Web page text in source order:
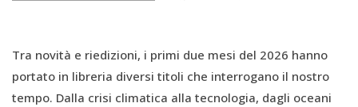
Tra novità e riedizioni, i primi due mesi del 2026 hanno
portato in libreria diversi titoli che interrogano il nostro
tempo. Dalla crisi climatica alla tecnologia, dagli oceani